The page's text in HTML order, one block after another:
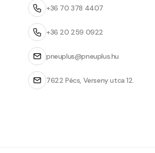
+36 70 378 4407
+36 20 259 0922
pneuplus@pneuplus.hu
7622 Pécs, Verseny utca 12.